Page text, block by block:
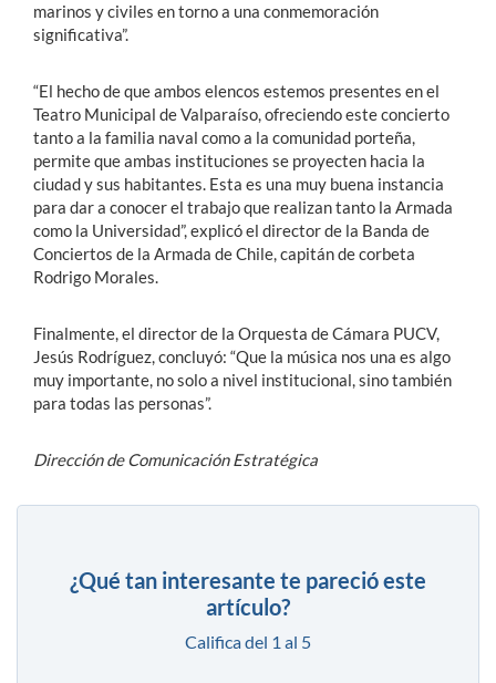
marinos y civiles en torno a una conmemoración
significativa”.
“El hecho de que ambos elencos estemos presentes en el
Teatro Municipal de Valparaíso, ofreciendo este concierto
tanto a la familia naval como a la comunidad porteña,
permite que ambas instituciones se proyecten hacia la
ciudad y sus habitantes. Esta es una muy buena instancia
para dar a conocer el trabajo que realizan tanto la Armada
como la Universidad”, explicó el director de la Banda de
Conciertos de la Armada de Chile, capitán de corbeta
Rodrigo Morales.
Finalmente, el director de la Orquesta de Cámara PUCV,
Jesús Rodríguez, concluyó: “Que la música nos una es algo
muy importante, no solo a nivel institucional, sino también
para todas las personas”.
Dirección de Comunicación Estratégica
¿Qué tan interesante te pareció este
artículo?
Califica del 1 al 5